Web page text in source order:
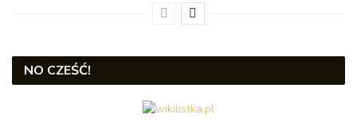
NO CZEŚĆ!